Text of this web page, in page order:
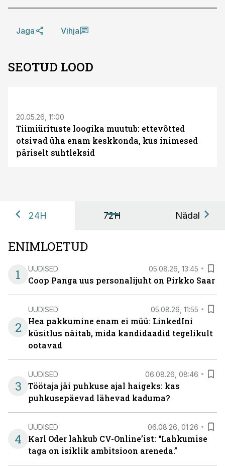
Jaga Vihja
SEOTUD LOOD
20.05.26, 11:00
Tiimiürituste loogika muutub: ettevõtted
otsivad üha enam keskkonda, kus inimesed
päriselt suhtleksid
24H 72H Nädal
ENIMLOETUD
1
UUDISED 05.08.26, 13:45
Coop Panga uus personalijuht on Pirkko Saar
2
UUDISED 05.08.26, 11:55
Hea pakkumine enam ei müü: LinkedIni
küsitlus näitab, mida kandidaadid tegelikult
ootavad
3
UUDISED 06.08.26, 08:46
Töötaja jäi puhkuse ajal haigeks: kas
puhkusepäevad lähevad kaduma?
4
UUDISED 06.08.26, 01:26
Karl Oder lahkub CV-Online’ist: “Lahkumise
taga on isiklik ambitsioon areneda.”